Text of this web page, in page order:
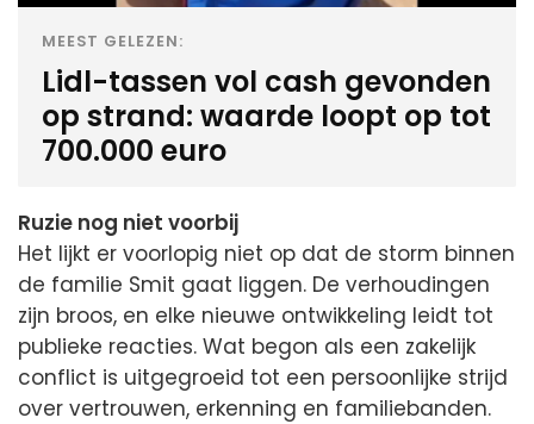
MEEST GELEZEN:
Lidl-tassen vol cash gevonden
op strand: waarde loopt op tot
700.000 euro
Ruzie nog niet voorbij
Het lijkt er voorlopig niet op dat de storm binnen
de familie Smit gaat liggen. De verhoudingen
zijn broos, en elke nieuwe ontwikkeling leidt tot
publieke reacties. Wat begon als een zakelijk
conflict is uitgegroeid tot een persoonlijke strijd
over vertrouwen, erkenning en familiebanden.